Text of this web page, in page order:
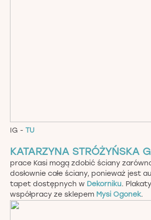
IG - TU
KATARZYNA STRÓŻYŃSKA
prace Kasi mogą zdobić ściany
dosłownie całe ściany, ponieważ jest
tapet dostępnych w Dekorniku.
współpracy ze sklepem Mysi Ogonek.